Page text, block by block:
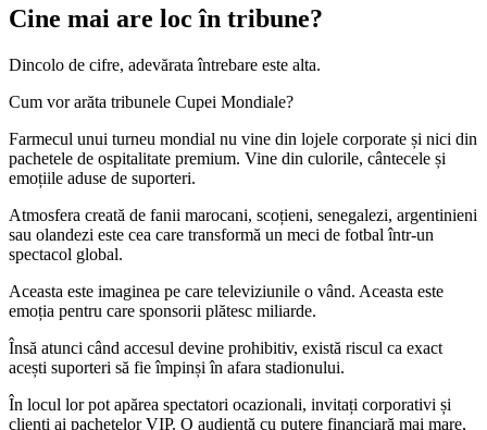
Cine mai are loc în tribune?
Dincolo de cifre, adevărata întrebare este alta.
Cum vor arăta tribunele Cupei Mondiale?
Farmecul unui turneu mondial nu vine din lojele corporate și nici din
pachetele de ospitalitate premium. Vine din culorile, cântecele și
emoțiile aduse de suporteri.
Atmosfera creată de fanii marocani, scoțieni, senegalezi, argentinieni
sau olandezi este cea care transformă un meci de fotbal într-un
spectacol global.
Aceasta este imaginea pe care televiziunile o vând. Aceasta este
emoția pentru care sponsorii plătesc miliarde.
Însă atunci când accesul devine prohibitiv, există riscul ca exact
acești suporteri să fie împinși în afara stadionului.
În locul lor pot apărea spectatori ocazionali, invitați corporativi și
clienți ai pachetelor VIP. O audiență cu putere financiară mai mare,